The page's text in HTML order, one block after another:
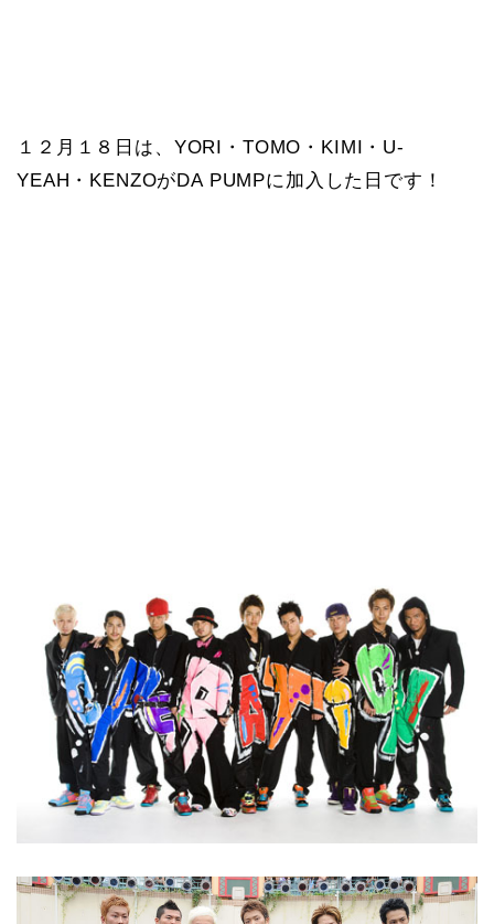
１２月１８日は、YORI・TOMO・KIMI・U-
YEAH・KENZOがDA PUMPに加入した日です！